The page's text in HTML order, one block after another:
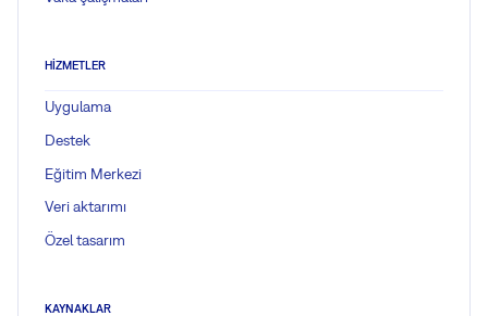
HIZMETLER
Uygulama
Destek
Eğitim Merkezi
Veri aktarımı
Özel tasarım
KAYNAKLAR